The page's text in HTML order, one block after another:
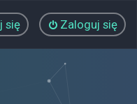
Zaloguj się
się